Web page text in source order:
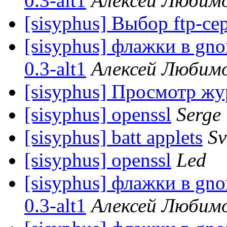
[sisyphus] Выбор ftp-
[sisyphus] флажки в
0.3-alt1 Алексей
[sisyphus] Просмотр
[sisyphus] openssl
[sisyphus] batt applets
[sisyphus] openssl Led
[sisyphus] флажки в
0.3-alt1 Алексей